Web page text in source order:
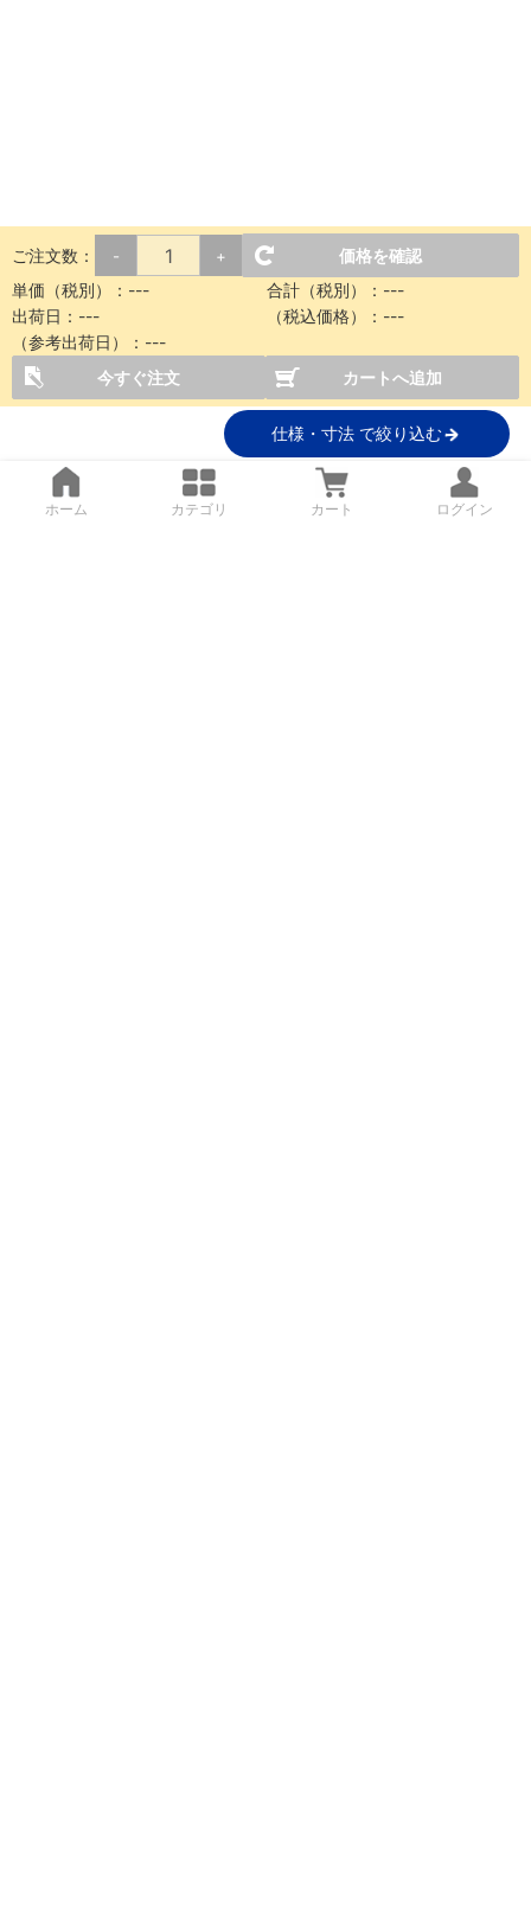
ご注文数： - +
価格を確認
単価（税別）： --- 合計（税別）： ---
出荷日： --- （税込価格）： ---
（参考出荷日）： ---
今すぐ注文
カートへ追加
仕様・寸法 で絞り込む
ホーム カテゴリ カート ログイン